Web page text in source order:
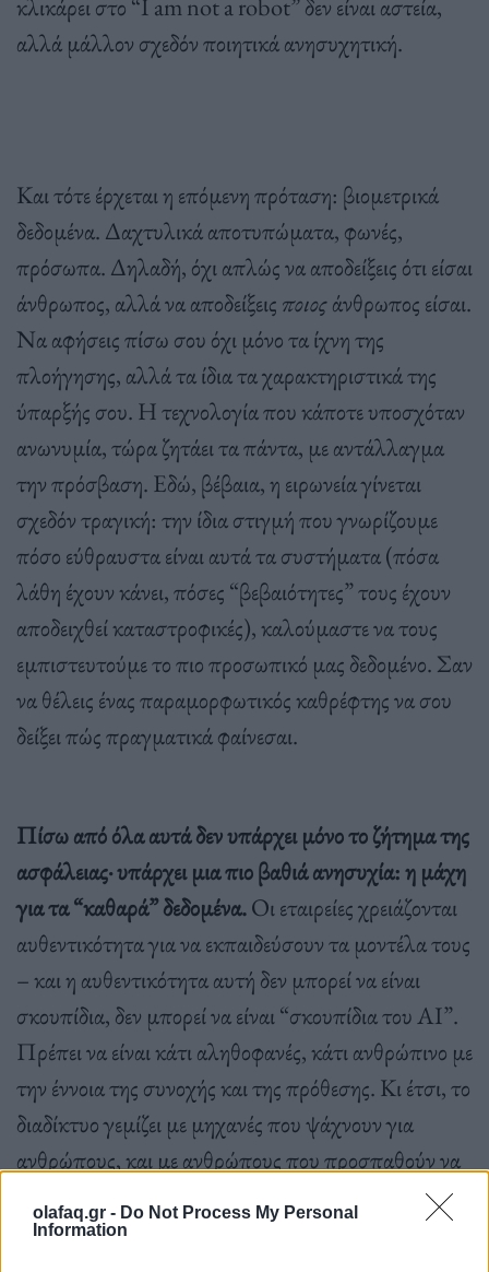
olafaq.gr - Do Not Process My Personal
Information
αλλά μάλλον σχεδόν ποιητικά ανησυχητική.
Και τότε έρχεται η επόμενη πρόταση: βιομετρικά
δεδομένα. Δαχτυλικά αποτυπώματα, φωνές,
πρόσωπα. Δηλαδή, όχι απλώς να αποδείξεις ότι είσαι
άνθρωπος, αλλά να αποδείξεις ποιοςάνθρωπος είσαι.
Να αφήσεις πίσω σου όχι μόνο τα ίχνη της
πλοήγησης, αλλά τα ίδια τα χαρακτηριστικά της
ύπαρξής σου. Η τεχνολογία που κάποτε υποσχόταν
ανωνυμία, τώρα ζητάει τα πάντα, με αντάλλαγμα
την πρόσβαση. Εδώ, βέβαια, η ειρωνεία γίνεται
σχεδόν τραγική: την ίδια στιγμή που γνωρίζουμε
πόσο εύθραυστα είναι αυτά τα συστήματα (πόσα
λάθη έχουν κάνει, πόσες “βεβαιότητες” τους έχουν
αποδειχθεί καταστροφικές), καλούμαστε να τους
εμπιστευτούμε το πιο προσωπικό μας δεδομένο. Σαν
να θέλεις ένας παραμορφωτικός καθρέφτης να σου
δείξει πώς πραγματικά φαίνεσαι.
Πίσω από όλα αυτά δεν υπάρχει μόνο το ζήτημα της
ασφάλειας· υπάρχει μια πιο βαθιά ανησυχία: η μάχη
για τα “καθαρά” δεδομένα.Οι εταιρείες χρειάζονται
αυθεντικότητα για να εκπαιδεύσουν τα μοντέλα τους
– και η αυθεντικότητα αυτή δεν μπορεί να είναι
σκουπίδια, δεν μπορεί να είναι “σκουπίδια του ΑΙ”.
Πρέπει να είναι κάτι αληθοφανές, κάτι ανθρώπινο με
την έννοια της συνοχής και της πρόθεσης. Κι έτσι, το
διαδίκτυο γεμίζει με μηχανές που ψάχνουν για
ανθρώπους, και με ανθρώπους που προσπαθούν να